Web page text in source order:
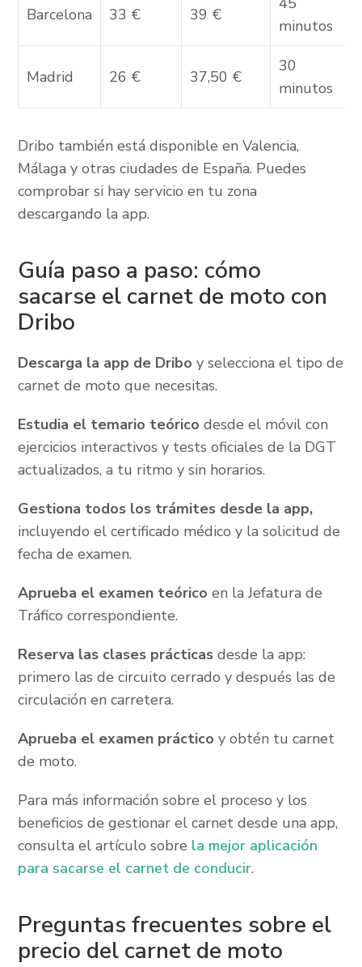
Barcelona 33 € 39 €
minutos
Madrid 26 € 37,50 €
30
minutos
Dribo también está disponible en Valencia,
Málaga y otras ciudades de España. Puedes
comprobar si hay servicio en tu zona
descargando la app.
Guía paso a paso: cómo
sacarse el carnet de moto con
Dribo
Descarga la app de Dribo y selecciona el tipo de
carnet de moto que necesitas.
Estudia el temario teórico desde el móvil con
ejercicios interactivos y tests oficiales de la DGT
actualizados, a tu ritmo y sin horarios.
Gestiona todos los trámites desde la app,
incluyendo el certificado médico y la solicitud de
fecha de examen.
Aprueba el examen teórico en la Jefatura de
Tráfico correspondiente.
Reserva las clases prácticas desde la app:
primero las de circuito cerrado y después las de
circulación en carretera.
Aprueba el examen práctico y obtén tu carnet
de moto.
Para más información sobre el proceso y los
beneficios de gestionar el carnet desde una app,
consulta el artículo sobre la mejor aplicación
para sacarse el carnet de conducir.
Preguntas frecuentes sobre el
precio del carnet de moto